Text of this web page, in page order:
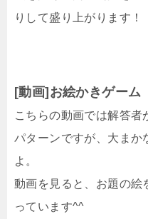
りして盛り上がります！
[動画]お絵かきゲーム
こちらの動画では解答
パターンですが、大まか
よ。
動画を見ると、お題の絵
っています^^